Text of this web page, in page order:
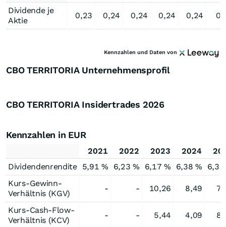
Dividende je
Aktie
0,23 0,24 0,24 0,24 0,24
Kennzahlen und Daten von
CBO TERRITORIA Unternehmensprofil
CBO TERRITORIA Insidertrades 2026
Kennzahlen in EUR
2021 2022 2023 2024
Dividendenrendite 5,91 % 6,23 % 6,17 % 6,38 %
6,35
Kurs-Gewinn-
Verhältnis (KGV)
- - 10,26 8,49
Kurs-Cash-Flow-
Verhältnis (KCV)
- - 5,44 4,09